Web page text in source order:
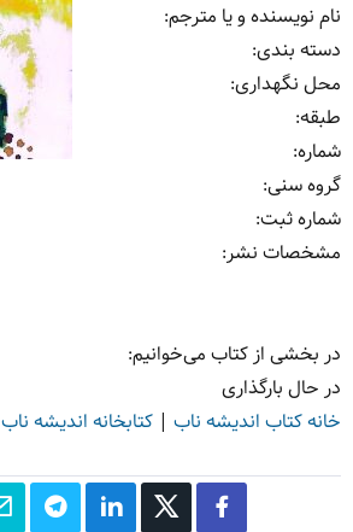
نام نویسنده و یا مترجم:
دسته بندی:
محل نگهداری:
طبقه:
شماره:
گروه سنی:
شماره ثبت:
مشخصات نشر: ‏‫
در بخشی از کتاب می‌خوانیم:
در حال بارگذاری
خانه کتاب اندیشه ناب | کتابخانه اندیشه ناب